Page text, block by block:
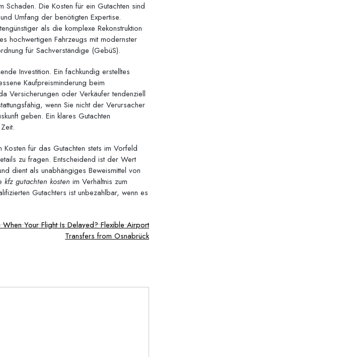
Schaden. Die Kosten für ein Gutachten sind
Umfang der benötigten Expertise.
als die komplexe Rekonstruktion
hochwertigen Fahrzeugs mit modernster
für Sachverständige (GebüS).
Investition. Ein fachkundig erstelltes
Kaufpreisminderung beim
Versicherungen oder Verkäufer tendenziell
wenn Sie nicht der Verursacher
geben. Ein klares Gutachten
für das Gutachten stets im Vorfeld
zu fragen. Entscheidend ist der Wert
dient als unabhängiges Beweismittel von
kfz gutachten kosten im Verhältnis zum
Gutachters ist unbezahlbar, wenn es
Your Flight Is Delayed? Flexible Airport
Transfers from Osnabrück